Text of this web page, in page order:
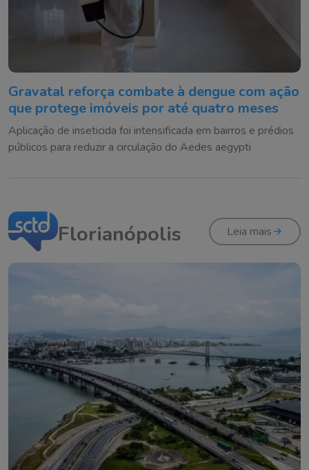
Gravatal reforça combate à dengue com ação
que protege imóveis por até quatro meses
Aplicação de inseticida foi intensificada em bairros e prédios
públicos para reduzir a circulação do Aedes aegypti
Florianópolis Leia mais